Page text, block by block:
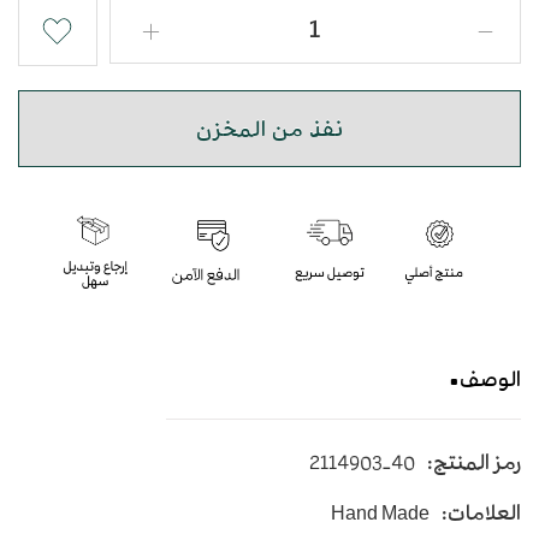
نفذ من المخزن
الوصف
متوسط الارتفاع - اللون بني وسكري
صناعة وطنية
رمز المنتج: 2114903-40
العلامات: Hand Made